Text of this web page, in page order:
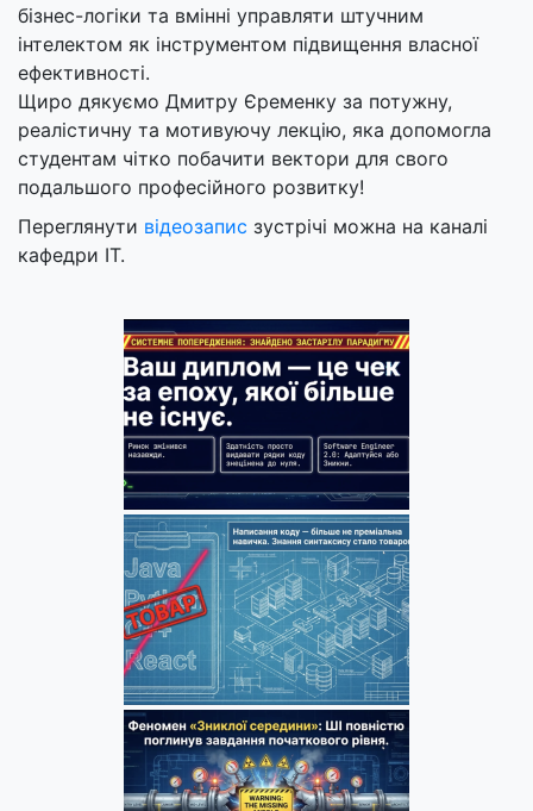
бізнес-логіки та вмінні управляти штучним
інтелектом як інструментом підвищення власної
ефективності.
Щиро дякуємо Дмитру Єременку за потужну,
реалістичну та мотивуючу лекцію, яка допомогла
студентам чітко побачити вектори для свого
подальшого професійного розвитку!
Переглянути відеозапис зустрічі можна на каналі
кафедри ІТ.